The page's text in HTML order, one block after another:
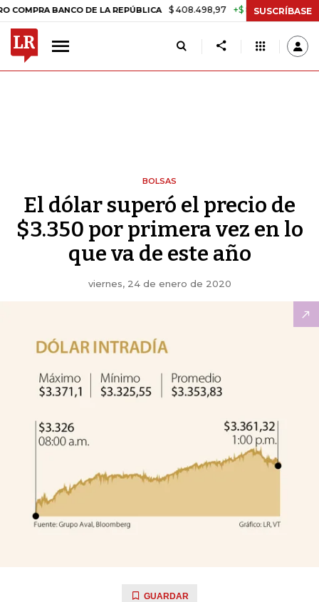
BANCO DE LA REPÚBLICA $ 408.498,97 +$ 8.753,81 +2,19%
SUSCRÍBASE
BOLSAS
El dólar superó el precio de
$3.350 por primera vez en lo
que va de este año
viernes, 24 de enero de 2020
GUARDAR